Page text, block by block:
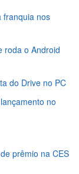
franquia nos
roda o Android
do Drive no PC
no
prêmio na CES